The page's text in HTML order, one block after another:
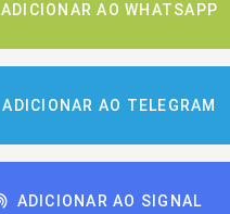
ADICIONAR AO WHATSAPP
ADICIONAR AO TELEGRAM
ADICIONAR AO SIGNAL